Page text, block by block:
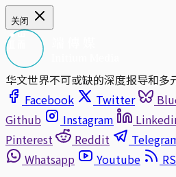
关闭
华文世界不可或缺的深度报导和多
Facebook
Twitter
Github
Instagram
Pinterest
Reddit
Whatsapp
Youtube